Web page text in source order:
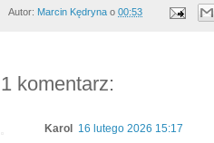
Autor: Marcin Kędryna o 00:53
1 komentarz:
Karol
16 lutego 2026 15:17